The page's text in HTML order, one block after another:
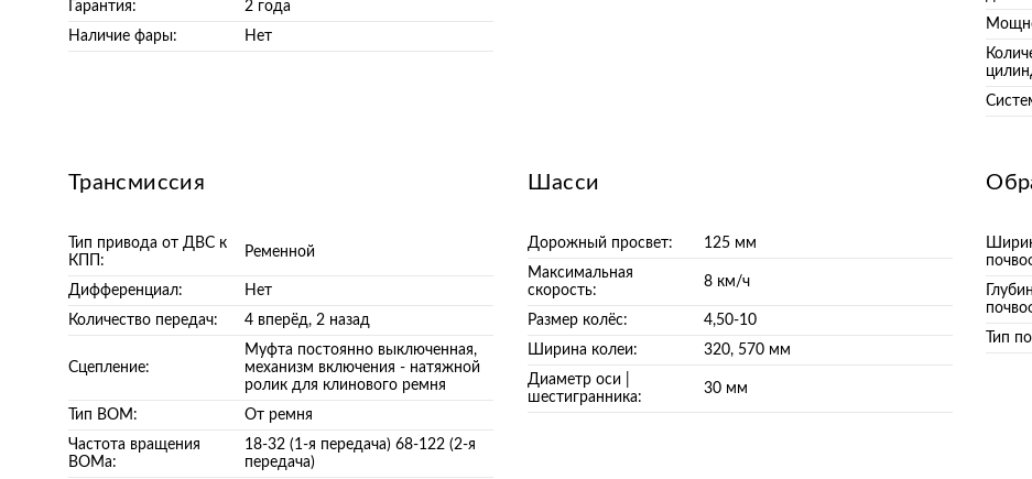
Гарантия:
2 года
Наличие фары:
Нет
Трансмиссия
Тип привода от ДВС к
КПП:
Ременной
Дифференциал:
Нет
Количество передач:
4 вперёд, 2 назад
Сцепление:
Муфта постоянно выключенная,
механизм включения - натяжной
ролик для клинового ремня
Тип ВОМ:
От ремня
Частота вращения
ВОМа:
18-32 (1-я передача) 68-122 (2-я
передача)
Шасси
Дорожный просвет:
125 мм
Максимальная
скорость:
8 км/ч
Размер колёс:
4,50-10
Ширина колеи:
320, 570 мм
Диаметр оси |
шестигранника:
30 мм
Тип